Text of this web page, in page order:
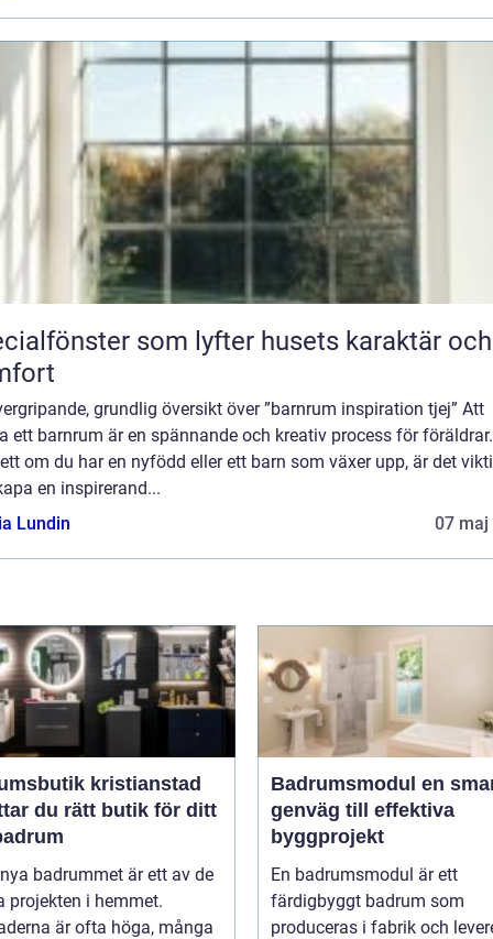
som lyfter husets karaktär och
grundlig översikt över ”barnrum inspiration tjej” Att
ett barnrum är en spännande och kreativ process för föräldrar.
om du har en nyfödd eller ett barn som växer upp, är det
en inspirerand...
Lundin
07 maj
kristianstad
du rätt butik för ditt
badrummet är ett av de
projekten i hemmet.
är ofta höga, många
Badrumsmodul en smart
genväg till effektiva
byggprojekt
En badrumsmodul är ett
färdigbyggt badrum som
produceras i fabrik och